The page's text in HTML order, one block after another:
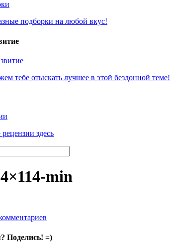
подборки на любой вкус!
тебе отыскать лучшее в этой бездонной теме!
здесь
min
Поделись! =)